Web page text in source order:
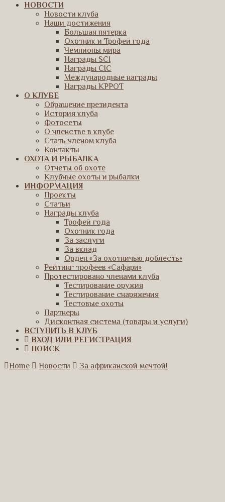
НОВОСТИ
Новости клуба
Наши достижения
Большая пятерка
Охотник и Трофей года
Чемпионы мира
Награды SCI
Награды CIC
Международные награды
Награды КРРОТ
О КЛУБЕ
Обращение президента
История клуба
Фотосеты
О членстве в клубе
Стать членом клуба
Контакты
ОХОТА И РЫБАЛКА
Отчеты об охоте
Клубные охоты и рыбалки
ИНФОРМАЦИЯ
Проекты
Статьи
Награды клуба
Трофей года
Охотник года
За заслуги
За вклад
Орден «За охотничью доблесть»
Рейтинг трофеев «Сафари»
Протестировано членами клуба
Тестирование оружия
Тестирование снаряжения
Тестовые охоты
Партнеры
Дисконтная система (товары и услуги)
ВСТУПИТЬ В КЛУБ
ВХОД ИЛИ РЕГИСТРАЦИЯ
ПОИСК
Home
Новости За африканской мечтой!